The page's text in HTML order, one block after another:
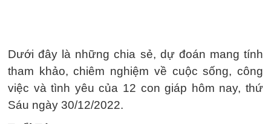
Dưới đây là những chia sẻ, dự đoán mang tính
tham khảo, chiêm nghiệm về cuộc sống, công
việc và tình yêu của 12 con giáp hôm nay, thứ
Sáu ngày 30/12/2022.